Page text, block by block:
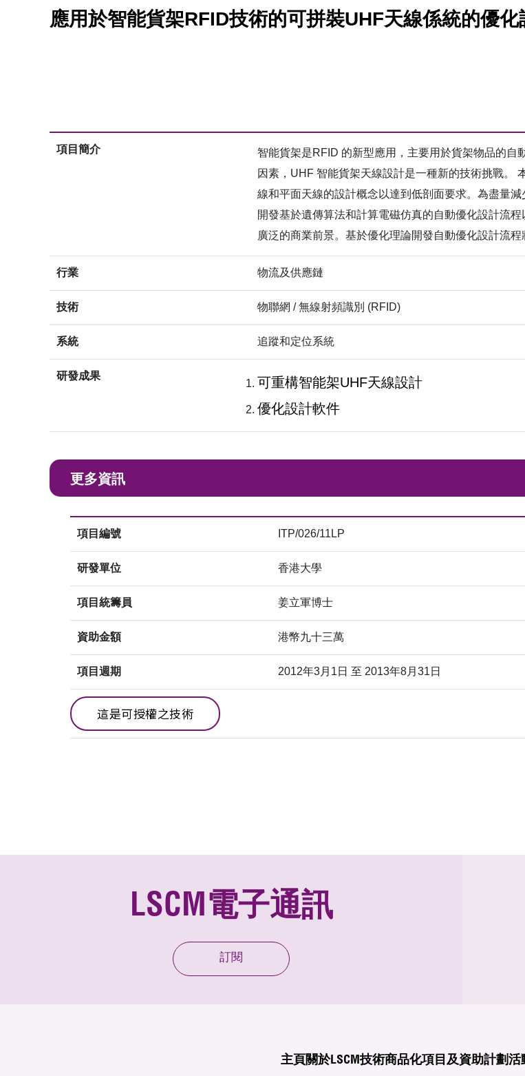
應用於智能貨架RFID技術的可拼裝UHF天線係統的優化
項目簡介
智能貨架是RFID 的新型應用，主要用於貨架物品的
因素，UHF 智能貨架天線設計是一種新的技術挑戰。
線和平面天線的設計概念以達到低剖面要求。為盡量
開發基於遺傳算法和計算電磁仿真的自動優化設計流
廣泛的商業前景。基於優化理論開發自動優化設計流程
行業 物流及供應鏈
技術 物聯網 / 無線射頻識別 (RFID)
系統 追蹤和定位系統
研發成果
可重構智能架UHF天線設計
優化設計軟件
更多資訊
項目編號 ITP/026/11LP
研發單位 香港大學
項目統籌員 姜立軍博士
資助金額 港幣九十三萬
項目週期 2012年3月1日 至 2013年8月31日
這是可授權之技術
LSCM電子通訊
訂閱
主頁關於LSCM技術商品化項目及資助計劃活